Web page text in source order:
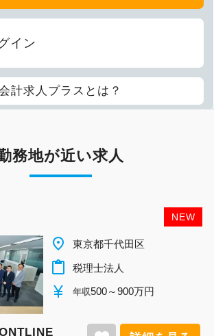
イン
計求人プラスとは？
務地が近い求人
NEW
place 東京都千代田区
content_paste 税理士法人
currency_yen 年収500～900万円